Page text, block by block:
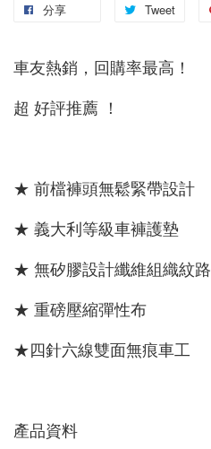
分享 Tweet
車友熱銷，回購率最高！
超 好評推薦 ！
★ 前檔褲頭無鬆緊帶設計
★ 義大利等級車褲護墊
★ 無矽膠設計纖維組織紋路
★ 重磅壓縮彈性布
★四針六線雙面無痕車工
產品資料